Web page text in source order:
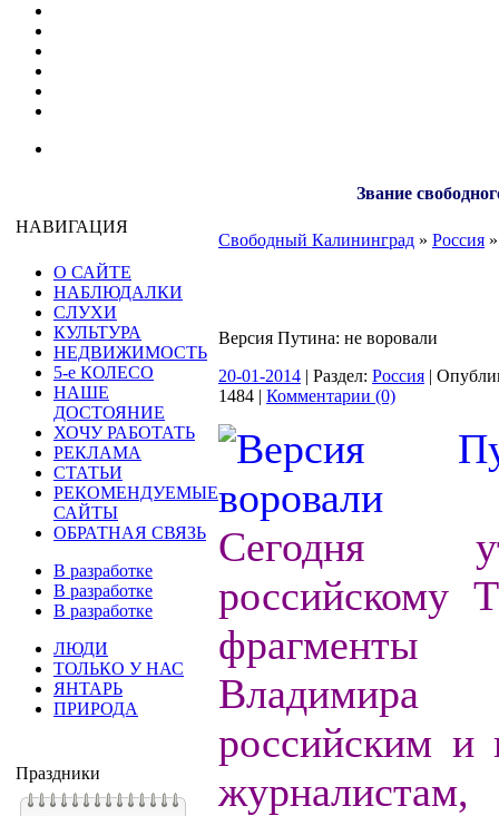
Звание
НАВИГАЦИЯ
О САЙТЕ
НАБЛЮДАЛКИ
СЛУХИ
КУЛЬТУРА
НЕДВИЖИМОСТЬ
5-е КОЛЕСО
НАШЕ
ДОСТОЯНИЕ
ХОЧУ РАБОТАТЬ
РЕКЛАМА
СТАТЬИ
РЕКОМЕНДУЕМЫЕ
САЙТЫ
ОБРАТНАЯ СВЯЗЬ
В разработке
В разработке
В разработке
ЛЮДИ
ТОЛЬКО У НАС
ЯНТАРЬ
ПРИРОДА
Праздники
Свободный Калининград » Россия
Версия Путина: не воровали
20-01-2014 | Раздел: Россия |
1484 | Комментарии (0)
Сегодня
российскому
российским и